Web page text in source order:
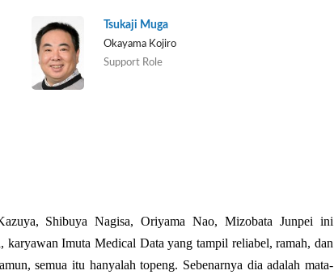
Tsukaji Muga
Okayama Kojiro
Support Role
Shibuya Nagisa, Oriyama Nao, Mizobata Junpei ini
karyawan Imuta Medical Data yang tampil reliabel, ramah, dan
semua itu hanyalah topeng. Sebenarnya dia adalah mata-